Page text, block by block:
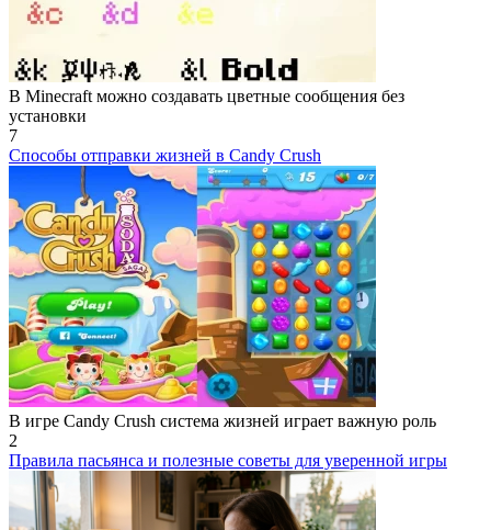
В Minecraft можно создавать цветные сообщения без
установки
7
Способы отправки жизней в Candy Crush
В игре Candy Crush система жизней играет важную роль
2
Правила пасьянса и полезные советы для уверенной игры